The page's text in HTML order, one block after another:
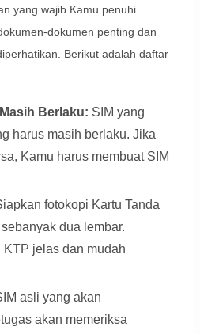
yang wajib Kamu penuhi.
dokumen penting dan
Berikut adalah daftar
Berlaku: SIM yang
harus masih berlaku. Jika
Kamu harus membuat SIM
fotokopi Kartu Tanda
dua lembar.
KTP jelas dan mudah
asli yang akan
akan memeriksa